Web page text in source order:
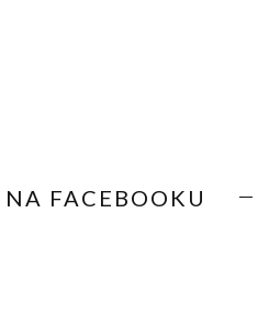
FACEBOOKU